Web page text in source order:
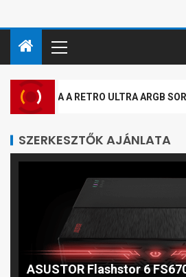
A RETRO ULTRA ARGB SOROZATOT
SZERKESZTŐK AJÁNLATA
ASUSTOR Flashstor 6